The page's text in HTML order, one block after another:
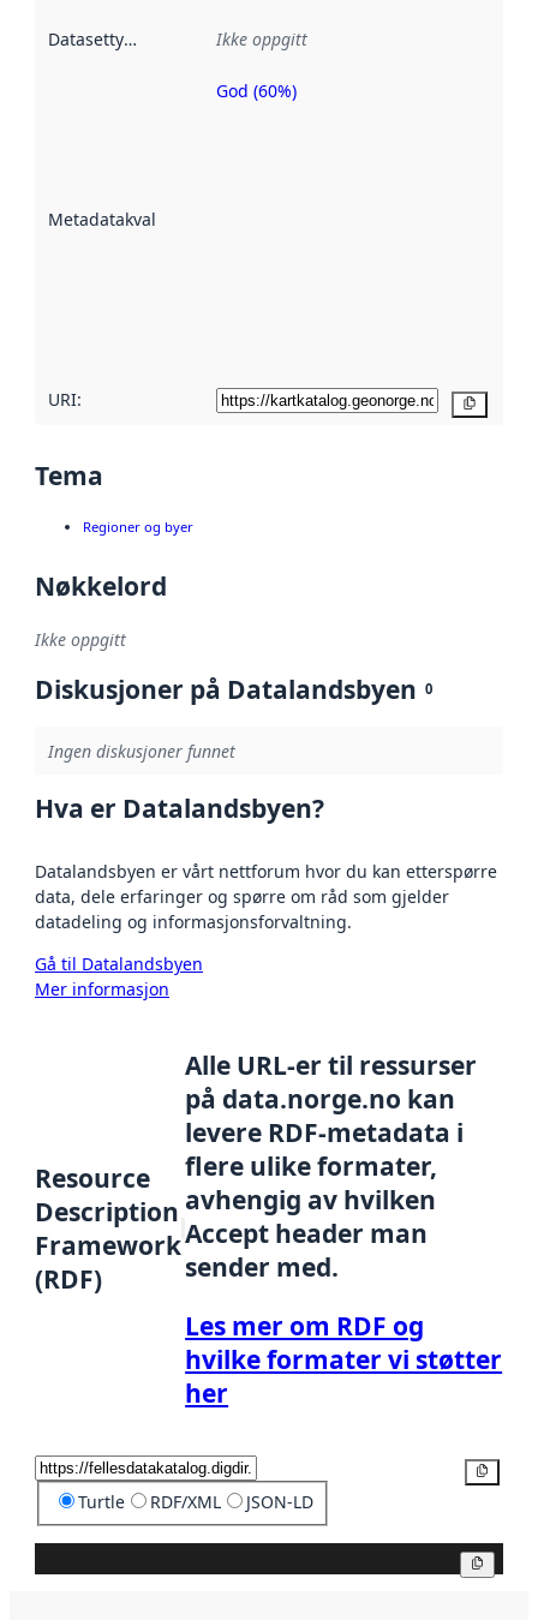
Datasettype Ikke oppgitt
Metadatakvalitet
Metadatakvalitet
God (60%)
URI:
Tema
Regioner og byer
Nøkkelord
Ikke oppgitt
Diskusjoner på Datalandsbyen 0
Ingen diskusjoner funnet
Hva er Datalandsbyen?
Datalandsbyen er vårt nettforum hvor du kan etterspørre
data, dele erfaringer og spørre om råd som gjelder
datadeling og informasjonsforvaltning.
Gå til Datalandsbyen
Mer informasjon
Resource
Description
Framework
(RDF)
Alle URL-er til ressurser
på data.norge.no kan
levere RDF-metadata i
flere ulike formater,
avhengig av hvilken
Accept header man
sender med.
Les mer om RDF og
hvilke formater vi støtter
her
Turtle RDF/XML JSON-LD